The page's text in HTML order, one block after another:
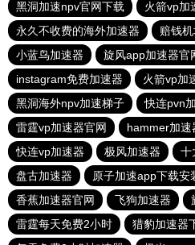
黑洞加速npv官网下载
火箭vp加
永久不收费的海外加速器
赔钱
小蓝鸟加速器
旋风app加速器官
instagram免费加速器
火箭vp加
黑洞海外npv加速梯子
快连pvn
雷霆vp加速器官网
hammer加速
快连vp加速器
极风加速器
十
盘古加速器
原子加速app下载安
香蕉加速器官网
飞狗加速器
雷霆每天免费2小时
猎豹加速器